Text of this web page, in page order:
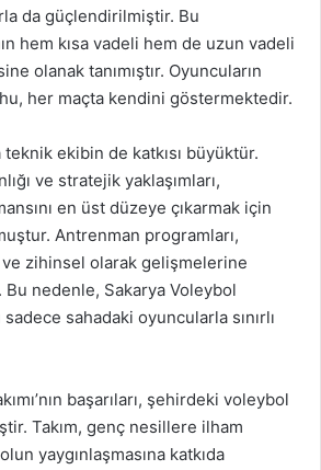
da güçlendirilmiştir. Bu
hem kısa vadeli hem de uzun vadeli
olanak tanımıştır. Oyuncuların
her maçta kendini göstermektedir.
teknik ekibin de katkısı büyüktür.
ve stratejik yaklaşımları,
en üst düzeye çıkarmak için
Antrenman programları,
zihinsel olarak gelişmelerine
Bu nedenle, Sakarya Voleybol
sadece sahadaki oyuncularla sınırlı
başarıları, şehirdeki voleybol
Takım, genç nesillere ilham
yaygınlaşmasına katkıda